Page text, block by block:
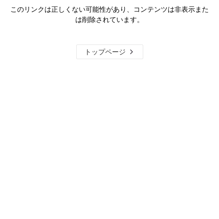
このリンクは正しくない可能性があり、コンテンツは非表示また
は削除されています。
トップページ